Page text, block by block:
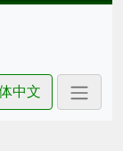
中文